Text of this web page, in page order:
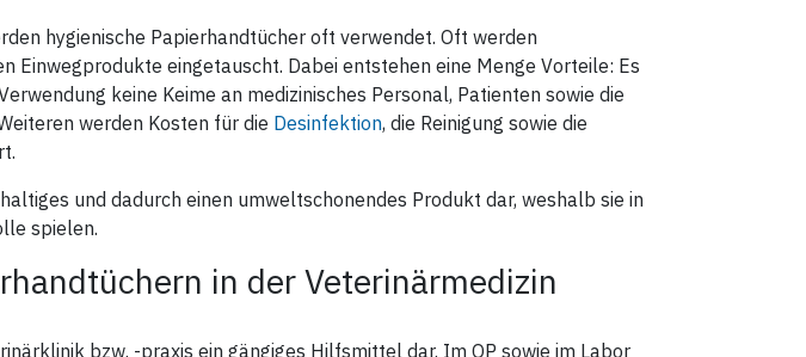
hygienische Papierhandtücher oft verwendet. Oft werden
Einwegprodukte eingetauscht. Dabei entstehen eine Menge Vorteile: Es
keine Keime an medizinisches Personal, Patienten sowie die
werden Kosten für die Desinfektion, die Reinigung sowie die
und dadurch einen umweltschonendes Produkt dar, weshalb sie in
spielen.
in der Veterinärmedizin
bzw. -praxis ein gängiges Hilfsmittel dar. Im OP sowie im Labor